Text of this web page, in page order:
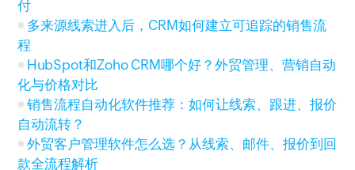
付
多来源线索进入后，CRM如何建立可追踪的销售流
程
HubSpot和Zoho CRM哪个好？外贸管理、营销自动
化与价格对比
销售流程自动化软件推荐：如何让线索、跟进、报价
自动流转？
外贸客户管理软件怎么选？从线索、邮件、报价到回
款全流程解析